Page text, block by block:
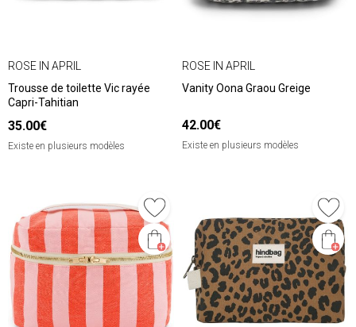
ROSE IN APRIL
Trousse de toilette Vic rayée
Capri-Tahitian
35.00€
Existe en plusieurs modèles
ROSE IN APRIL
Vanity Oona Graou Greige
42.00€
Existe en plusieurs modèles